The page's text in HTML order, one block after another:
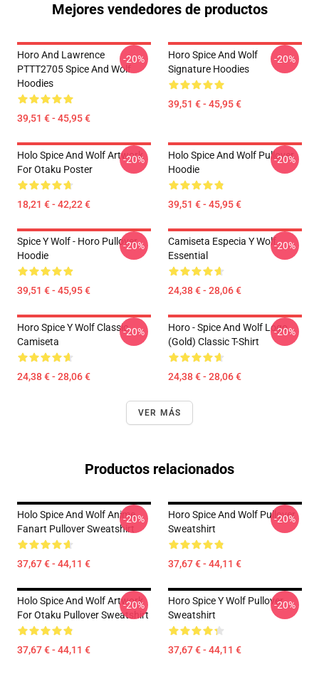
Mejores vendedores de productos
Horo And Lawrence
PTTT2705 Spice And Wolf
Hoodies
39,51 € - 45,95 €
-20%
Horo Spice And Wolf
Signature Hoodies
39,51 € - 45,95 €
-20%
Holo Spice And Wolf Artwork
For Otaku Poster
18,21 € - 42,22 €
-20%
Holo Spice And Wolf Pullover
Hoodie
39,51 € - 45,95 €
-20%
Spice Y Wolf - Horo Pullover
Hoodie
39,51 € - 45,95 €
-20%
Camiseta Especia Y Wolf
Essential
24,38 € - 28,06 €
-20%
Horo Spice Y Wolf Classic
Camiseta
24,38 € - 28,06 €
-20%
Horo - Spice And Wolf Logo
(Gold) Classic T-Shirt
24,38 € - 28,06 €
-20%
VER MÁS
Productos relacionados
Holo Spice And Wolf Anime
Fanart Pullover Sweatshirt
37,67 € - 44,11 €
-20%
Horo Spice And Wolf Pullover
Sweatshirt
37,67 € - 44,11 €
-20%
Holo Spice And Wolf Artwork
For Otaku Pullover Sweatshirt
37,67 € - 44,11 €
-20%
Horo Spice Y Wolf Pullover
Sweatshirt
37,67 € - 44,11 €
-20%